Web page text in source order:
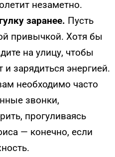
незаметно.
заранее. Пусть
привычкой. Хотя бы
на улицу, чтобы
и зарядиться энергией.
необходимо часто
звонки,
прогуливаясь
— конечно, если